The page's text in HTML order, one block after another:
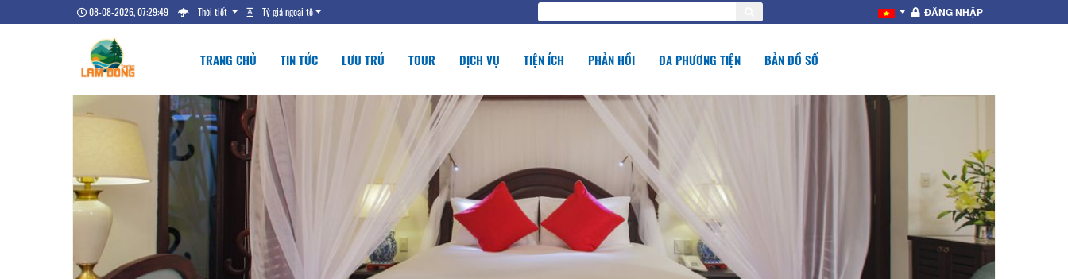
08-08-2026, 07:29:50 Thời tiết Tỷ giá ngoại tệ ĐĂNG NHẬP
TRANG CHỦ TIN TỨC LƯU TRÚ TOUR DỊCH VỤ TIỆN ÍCH PHẢN HỒI ĐA PHƯƠNG TIỆN BẢN ĐỒ SỐ